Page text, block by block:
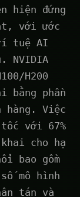
hiện đứng
với ước
tuệ AI
NVIDIA
H200
bằng phần
hàng. Việc
với 67%
cho hạ
bao gồm
mô hình
tán và